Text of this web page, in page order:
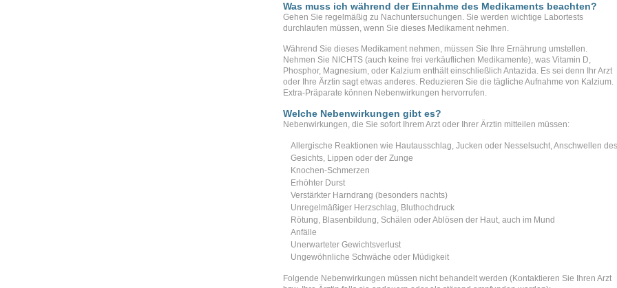
Was muss ich während der Einnahme des Medikaments beachten?
Gehen Sie regelmäßig zu Nachuntersuchungen. Sie werden wichtige Labortests
durchlaufen müssen, wenn Sie dieses Medikament nehmen.
Während Sie dieses Medikament nehmen, müssen Sie Ihre Ernährung umstellen.
Nehmen Sie NICHTS (auch keine frei verkäuflichen Medikamente), was Vitamin D,
Phosphor, Magnesium, oder Kalzium enthält einschließlich Antazida. Es sei denn Ihr Arzt
oder Ihre Ärztin sagt etwas anderes. Reduzieren Sie die tägliche Aufnahme von Kalzium.
Extra-Präparate können Nebenwirkungen hervorrufen.
Welche Nebenwirkungen gibt es?
Nebenwirkungen, die Sie sofort Ihrem Arzt oder Ihrer Ärztin mitteilen müssen:
Allergische Reaktionen wie Hautausschlag, Jucken oder Nesselsucht, Anschwellen des
Gesichts, Lippen oder der Zunge
Knochen-Schmerzen
Erhöhter Durst
Verstärkter Harndrang (besonders nachts)
Unregelmäßiger Herzschlag, Bluthochdruck
Rötung, Blasenbildung, Schälen oder Ablösen der Haut, auch im Mund
Anfälle
Unerwarteter Gewichtsverlust
Ungewöhnliche Schwäche oder Müdigkeit
Folgende Nebenwirkungen müssen nicht behandelt werden (Kontaktieren Sie Ihren Arzt